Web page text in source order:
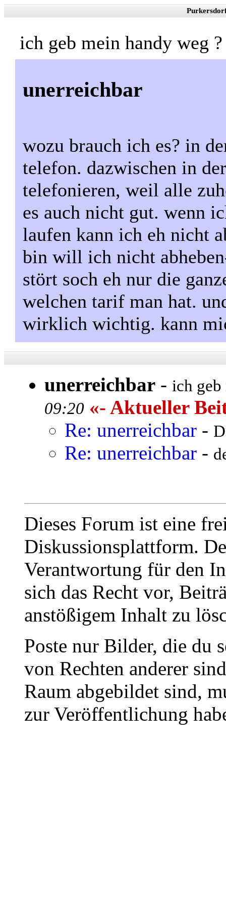
ich geb mein handy weg
unerreichbar
wozu brauch ich es? in
telefon. dazwischen in
telefonieren, weil alle
es auch nicht gut. wenn
laufen kann ich eh nicht
bin will ich nicht
stört soch eh nur die
welchen tarif man hat.
wirklich wichtig. kann
unerreichbar - ich
09:20 «- Aktueller
Re: unerreichbar -
Re: unerreichbar -
Dieses Forum ist eine
Diskussionsplattform.
Verantwortung für den
sich das Recht vor,
anstößigem Inhalt zu
Poste nur Bilder, die du
von Rechten anderer
Raum abgebildet sind,
zur Veröffentlichung